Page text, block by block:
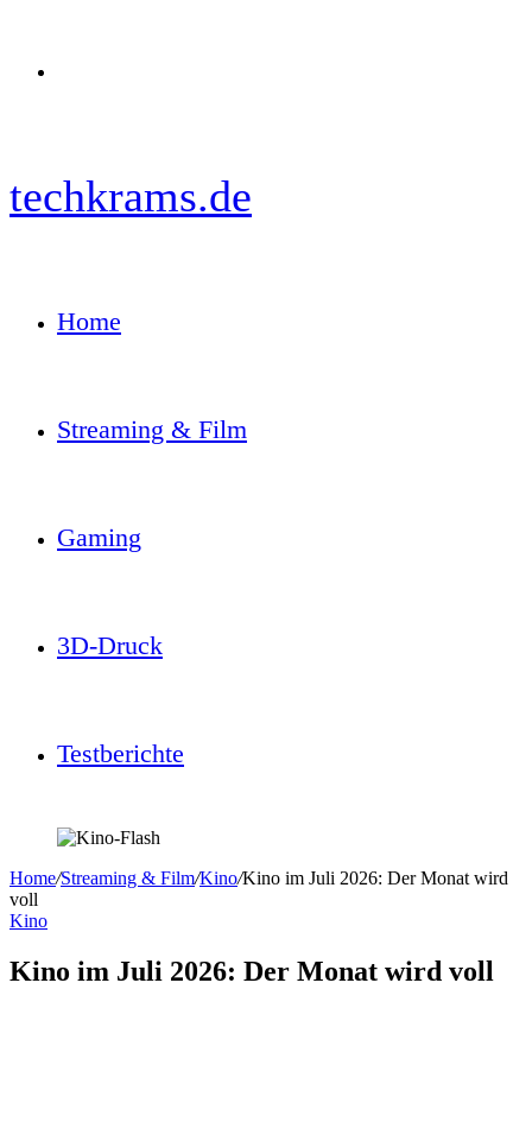
techkrams.de
Home
Streaming & Film
Gaming
3D-Druck
Testberichte
Home/Streaming & Film/Kino/Kino im Juli 2026: Der Monat wird
voll
Kino
Kino im Juli 2026: Der Monat wird voll